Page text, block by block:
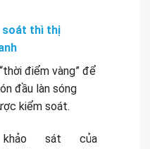
soát thì thị
điểm vàng” để
đầu làn sóng
kiểm soát.
sát của